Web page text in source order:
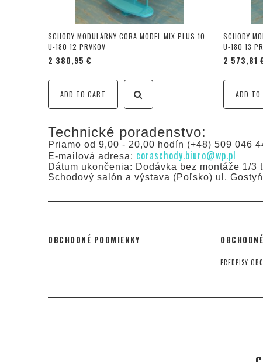
SCHODY MODULÁRNY CORA MODEL MIX PLUS 10
U-180 12 PRVKOV
2 380,95 €
ADD TO CART
SCHODY
U-180 13
2 573,81
ADD TO
Technické poradenstvo:
Priamo od 9,00 - 20,00 hodín (+48) 509 046
E-mailová adresa: coraschody.biuro@wp.pl
Dátum ukončenia: Dodávka bez montáže 1/
Schodový salón a výstava (Poľsko) ul.
OBCHODNÉ PODMIENKY
PREDPISY